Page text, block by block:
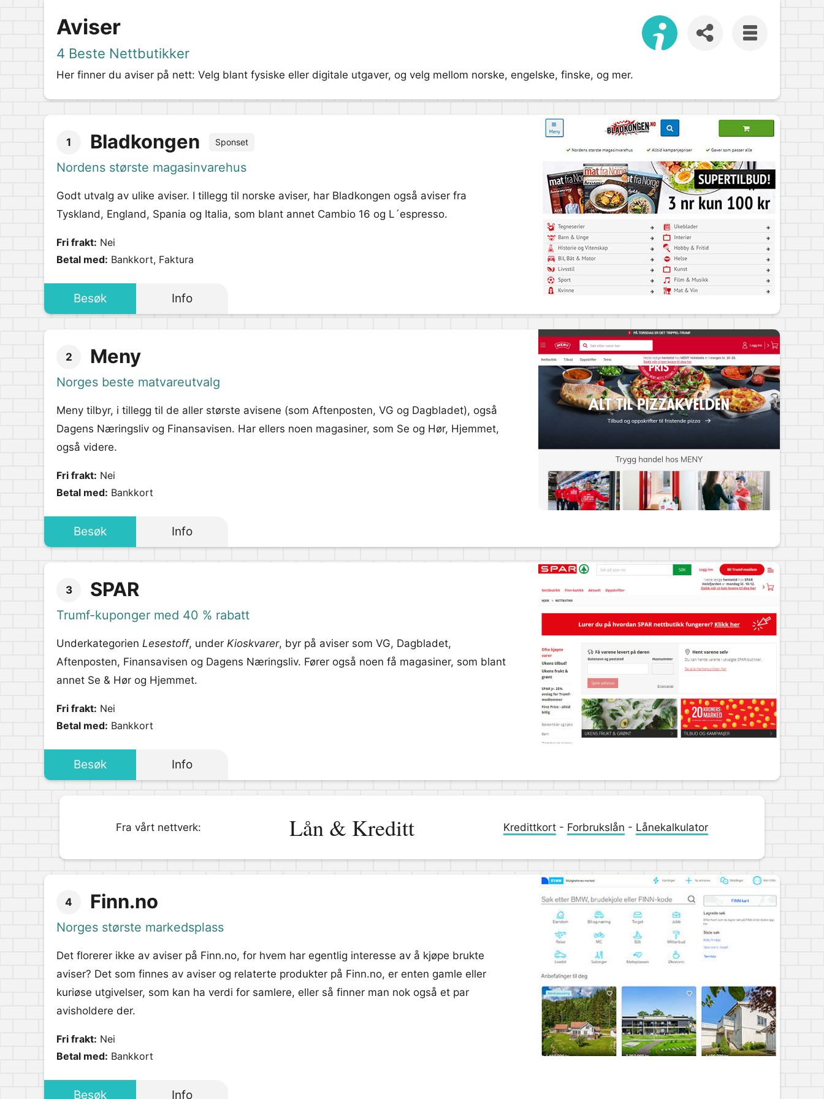
Aviser
4 Beste Nettbutikker
Her finner du aviser på nett: Velg blant fysiske eller digitale utgaver, og velg mellom norske, engelske, finske, og mer.
1 Bladkongen Sponset
Nordens største magasinvarehus
Godt utvalg av ulike aviser. I tillegg til norske aviser, har Bladkongen også aviser fra
Tyskland, England, Spania og Italia, som blant annet Cambio 16 og L´espresso.
Fri frakt: Nei
Betal med: Bankkort, Faktura
Besøk Info
2 Meny
Norges beste matvareutvalg
Meny tilbyr, i tillegg til de aller største avisene (som Aftenposten, VG og Dagbladet), også
Dagens Næringsliv og Finansavisen. Har ellers noen magasiner, som Se og Hør, Hjemmet,
også videre.
Fri frakt: Nei
Betal med: Bankkort
Besøk Info
3 SPAR
Trumf-kuponger med 40 % rabatt
Underkategorien Lesestoff, under Kioskvarer, byr på aviser som VG, Dagbladet,
Aftenposten, Finansavisen og Dagens Næringsliv. Fører også noen få magasiner, som blant
annet Se & Hør og Hjemmet.
Fri frakt: Nei
Betal med: Bankkort
Besøk Info
Fra vårt nettverk: Lån & Kreditt Kredittkort- Forbrukslån - Lånekalkulator
4 Finn.no
Norges største markedsplass
Det florerer ikke av aviser på Finn.no, for hvem har egentlig interesse av å kjøpe brukte
aviser? Det som finnes av aviser og relaterte produkter på Finn.no, er enten gamle eller
kuriøse utgivelser, som kan ha verdi for samlere, eller så finner man nok også et par
avisholdere der.
Fri frakt: Nei
Betal med: Bankkort
Besøk Info